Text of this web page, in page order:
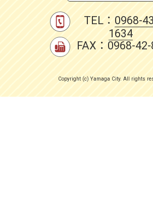
TEL： 0968-
1634
FAX：0968-
Copyright (c) Yamaga City. All rights